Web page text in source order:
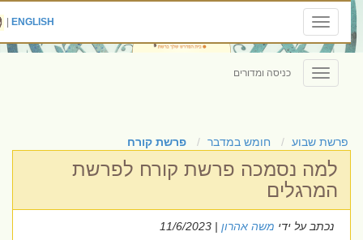
Toggle
navigation
ENGLISH
|
Toggle
navigation
כניסה ומדורים
פרשת שבוע חומש במדבר פרשת קורח
למה נסמכה פרשת קורח לפרשת
המרגלים
נכתב על ידימשה אהרון| 11/6/2023